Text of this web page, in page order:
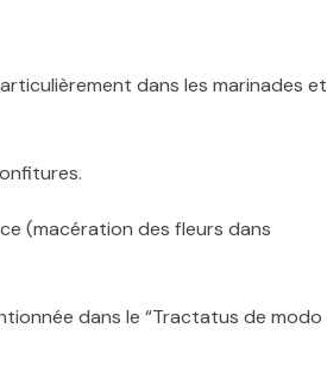
dans les marinades et
(macération des fleurs dans
dans le “Tractatus de modo